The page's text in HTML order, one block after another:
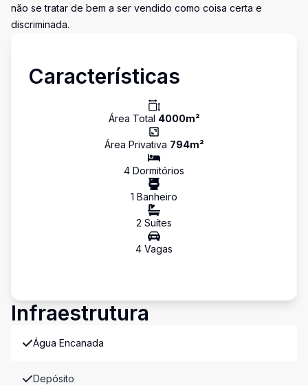
não se tratar de bem a ser vendido como coisa certa e
discriminada.
Características
Área Total 4000m²
Área Privativa 794m²
4 Dormitórios
1 Banheiro
2 Suítes
4 Vagas
Infraestrutura
Água Encanada
Depósito